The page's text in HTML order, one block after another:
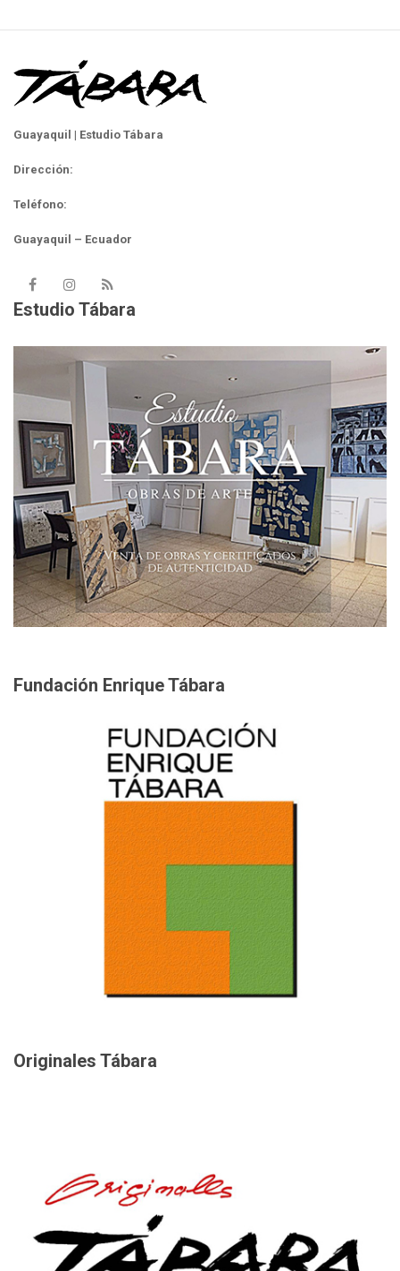
Guayaquil | Estudio Tábara
Dirección:
Teléfono:
Guayaquil – Ecuador
Estudio Tábara
Fundación Enrique Tábara
Originales Tábara